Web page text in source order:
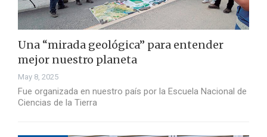
Una “mirada geológica” para entender
mejor nuestro planeta
May 8, 2025
Fue organizada en nuestro país por la Escuela Nacional de
Ciencias de la Tierra